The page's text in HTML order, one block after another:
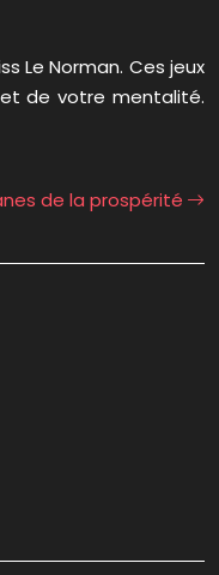
Le Norman. Ces jeux
de votre mentalité.
de la prospérité